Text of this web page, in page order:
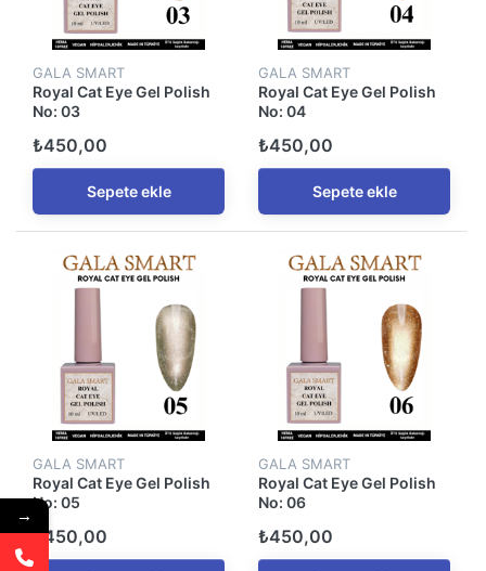
GALA SMART
Royal Cat Eye Gel Polish
No: 03
₺450,00
Sepete ekle
GALA SMART
Royal Cat Eye Gel Polish
No: 04
₺450,00
Sepete ekle
GALA SMART
Royal Cat Eye Gel Polish
No: 05
₺450,00
GALA SMART
Royal Cat Eye Gel Polish
No: 06
₺450,00
→